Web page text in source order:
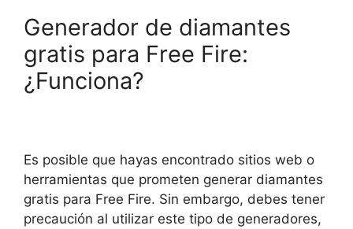
Generador de diamantes
gratis para Free Fire:
¿Funciona?
Es posible que hayas encontrado sitios web o
herramientas que prometen generar diamantes
gratis para Free Fire. Sin embargo, debes tener
precaución al utilizar este tipo de generadores,